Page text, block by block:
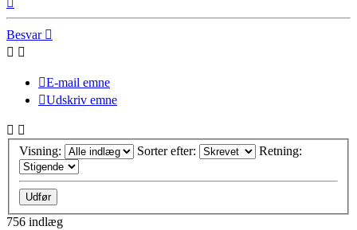
Besvar
E-mail emne
Udskriv emne
Visning: Sorter efter: Retning:
756 indlæg